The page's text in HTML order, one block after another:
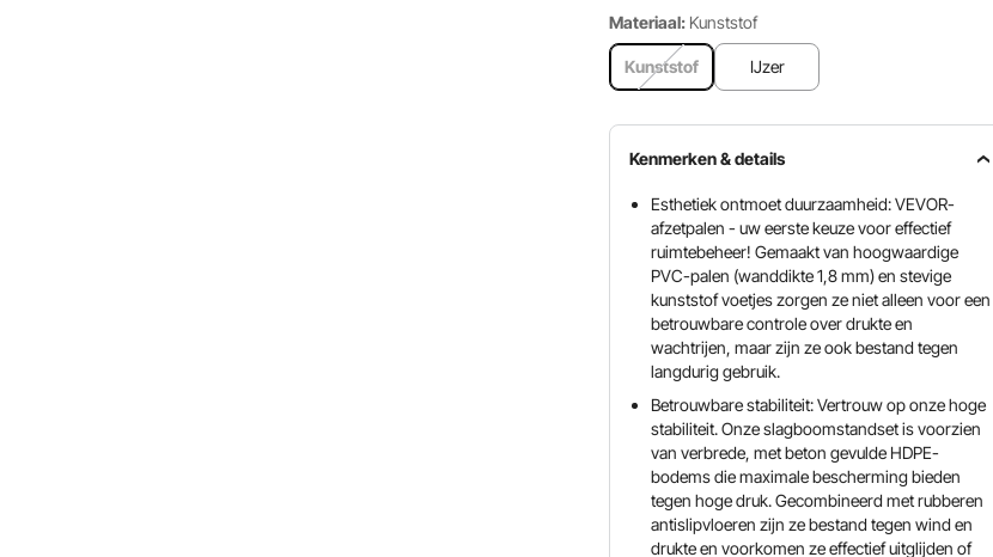
Materiaal: Kunststof
Kunststof IJzer
Kenmerken & details
Esthetiek ontmoet duurzaamheid: VEVOR-
afzetpalen - uw eerste keuze voor effectief
ruimtebeheer! Gemaakt van hoogwaardige
PVC-palen (wanddikte 1,8 mm) en stevige
kunststof voetjes zorgen ze niet alleen voor een
betrouwbare controle over drukte en
wachtrijen, maar zijn ze ook bestand tegen
langdurig gebruik.
Betrouwbare stabiliteit: Vertrouw op onze hoge
stabiliteit. Onze slagboomstandset is voorzien
van verbrede, met beton gevulde HDPE-
bodems die maximale bescherming bieden
tegen hoge druk. Gecombineerd met rubberen
antislipvloeren zijn ze bestand tegen wind en
drukte en voorkomen ze effectief uitglijden of